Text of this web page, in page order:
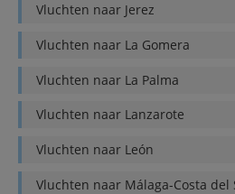
Vluchten naar Jerez
Vluchten naar La Gomera
Vluchten naar La Palma
Vluchten naar Lanzarote
Vluchten naar León
Vluchten naar Málaga-Costa del